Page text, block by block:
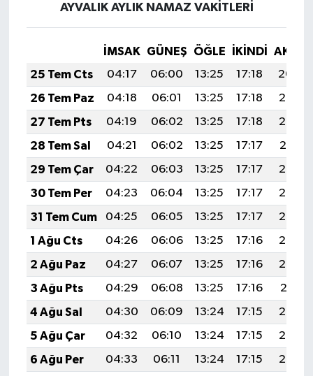
AYVALIK AYLIK NAMAZ VAKITLERI
İMSAK GÜNEŞ ÖĞLE İKINDI
25 Tem Cts
04:17 06:00 13:25 17:18
20:40
26 Tem Paz
04:18 06:01 13:25 17:18
20:39
27 Tem Pts
04:19 06:02 13:25 17:18
20:38
28 Tem Sal
04:21 06:02 13:25 17:17
20:37
29 Tem Çar
04:22 06:03 13:25 17:17
20:36
30 Tem Per
04:23 06:04 13:25 17:17
20:35
31 Tem Cum
04:25 06:05 13:25 17:17
20:34
1 Ağu Cts
04:26 06:06 13:25 17:16
20:33
2 Ağu Paz
04:27 06:07 13:25 17:16
20:32
3 Ağu Pts
04:29 06:08 13:25 17:16
20:31
4 Ağu Sal
04:30 06:09 13:24 17:15
20:30
5 Ağu Çar
04:32 06:10 13:24 17:15
20:29
6 Ağu Per
04:33 06:11 13:24 17:15
20:28